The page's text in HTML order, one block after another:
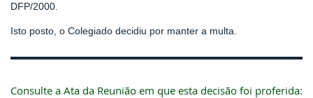
DFP/2000.
Isto posto, o Colegiado decidiu por manter a multa.
Consulte a Ata da Reunião em que esta decisão foi proferida: